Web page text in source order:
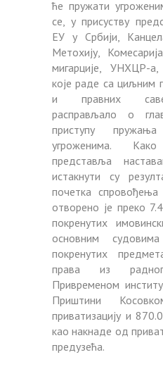
ће пружати
се, у присуству
ЕУ у Србији,
Метохију,
мигарције, УНХЦР-
које раде са циљним
и правних
расправљало о
приступу
угроженима.
представља
истакнути су
почетка
отворено је преко
покренутих
основним
покренутих
права из
Привременом
Приштини
приватизацију и
као накнаде од
предузећа.